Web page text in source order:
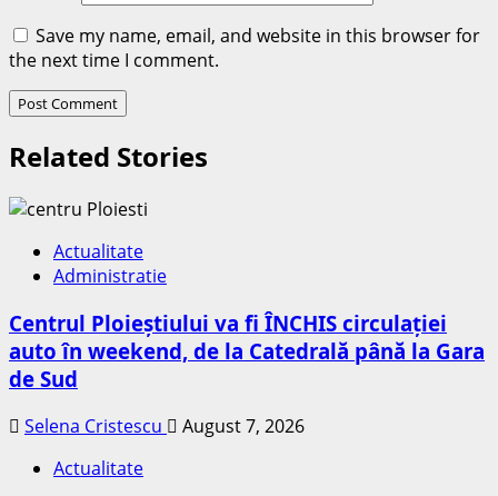
Save my name, email, and website in this browser for
the next time I comment.
Related Stories
Actualitate
Administratie
Centrul Ploieștiului va fi ÎNCHIS circulației
auto în weekend, de la Catedrală până la Gara
de Sud
Selena Cristescu
August 7, 2026
Actualitate